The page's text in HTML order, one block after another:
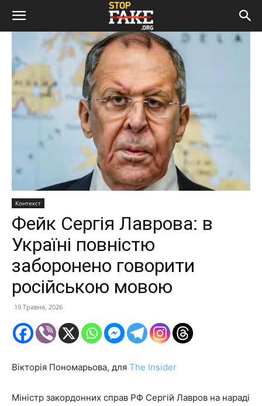
Контекст
Фейк Сергія Лаврова: в
Україні повністю
заборонено говорити
російською мовою
19 Травня, 2026
Вікторія Пономарьова, для The Insider
Міністр закордонних справ РФ Сергій Лавров на нараді